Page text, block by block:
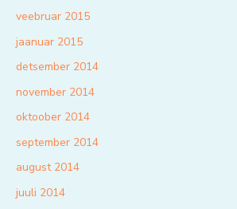
veebruar 2015
jaanuar 2015
detsember 2014
november 2014
oktoober 2014
september 2014
august 2014
juuli 2014